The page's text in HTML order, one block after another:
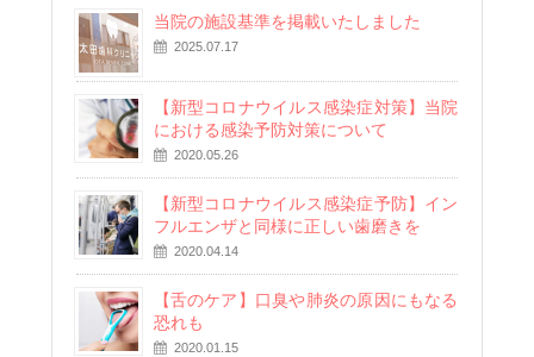
当院の施設基準を掲載いたしました
2025.07.17
【新型コロナウイルス感染症対策】当院
における感染予防対策について
2020.05.26
【新型コロナウイルス感染症予防】イン
フルエンザと同様に正しい歯磨きを
2020.04.14
【舌のケア】口臭や肺炎の原因にもなる
恐れも
2020.01.15